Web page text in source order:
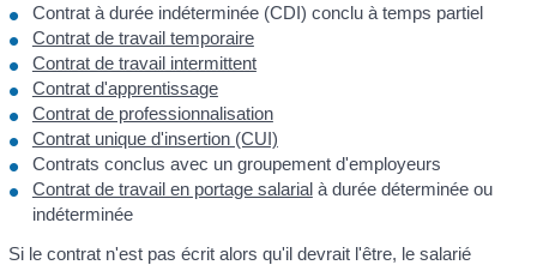
Contrat à durée indéterminée (CDI) conclu à temps partiel
Contrat de travail temporaire
Contrat de travail intermittent
Contrat d'apprentissage
Contrat de professionnalisation
Contrat unique d'insertion (CUI)
Contrats conclus avec un groupement d'employeurs
Contrat de travail en portage salarial à durée déterminée ou
indéterminée
Si le contrat n'est pas écrit alors qu'il devrait l'être, le salarié